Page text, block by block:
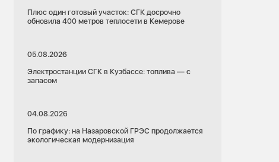
Плюс один готовый участок: СГК досрочно
обновила 400 метров теплосети в Кемерове
05.08.2026
Электростанции СГК в Кузбассе: топлива — с
запасом
04.08.2026
По графику: на Назаровской ГРЭС продолжается
экологическая модернизация